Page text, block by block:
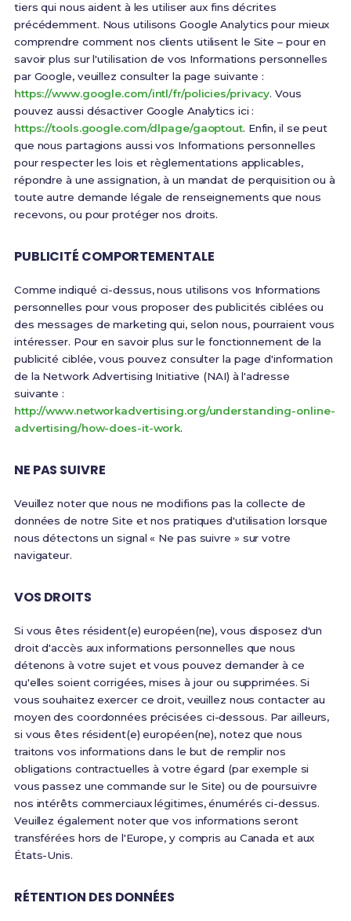
tiers qui nous aident à les utiliser aux fins décrites
précédemment. Nous utilisons Google Analytics pour mieux
comprendre comment nos clients utilisent le Site – pour en
savoir plus sur l'utilisation de vos Informations personnelles
par Google, veuillez consulter la page suivante :
https://www.google.com/intl/fr/policies/privacy. Vous
pouvez aussi désactiver Google Analytics ici :
https://tools.google.com/dlpage/gaoptout. Enfin, il se peut
que nous partagions aussi vos Informations personnelles
pour respecter les lois et règlementations applicables,
répondre à une assignation, à un mandat de perquisition ou à
toute autre demande légale de renseignements que nous
recevons, ou pour protéger nos droits.
PUBLICITÉ COMPORTEMENTALE
Comme indiqué ci-dessus, nous utilisons vos Informations
personnelles pour vous proposer des publicités ciblées ou
des messages de marketing qui, selon nous, pourraient vous
intéresser. Pour en savoir plus sur le fonctionnement de la
publicité ciblée, vous pouvez consulter la page d'information
de la Network Advertising Initiative (NAI) à l'adresse
suivante :
http://www.networkadvertising.org/understanding-online-
advertising/how-does-it-work.
NE PAS SUIVRE
Veuillez noter que nous ne modifions pas la collecte de
données de notre Site et nos pratiques d'utilisation lorsque
nous détectons un signal « Ne pas suivre » sur votre
navigateur.
VOS DROITS
Si vous êtes résident(e) européen(ne), vous disposez d'un
droit d'accès aux informations personnelles que nous
détenons à votre sujet et vous pouvez demander à ce
qu'elles soient corrigées, mises à jour ou supprimées. Si
vous souhaitez exercer ce droit, veuillez nous contacter au
moyen des coordonnées précisées ci-dessous. Par ailleurs,
si vous êtes résident(e) européen(ne), notez que nous
traitons vos informations dans le but de remplir nos
obligations contractuelles à votre égard (par exemple si
vous passez une commande sur le Site) ou de poursuivre
nos intérêts commerciaux légitimes, énumérés ci-dessus.
Veuillez également noter que vos informations seront
transférées hors de l'Europe, y compris au Canada et aux
États-Unis.
RÉTENTION DES DONNÉES